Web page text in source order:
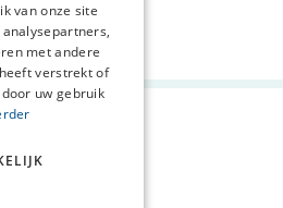
van onze site
met andere
verstrekt of
uw gebruik